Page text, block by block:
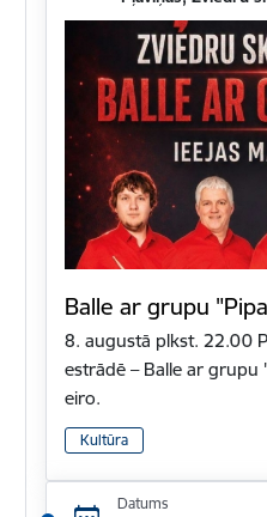
Balle ar grupu
8. augustā plkst. 22.00
estrādē – Balle ar grupu
eiro.
Kultūra
Datums